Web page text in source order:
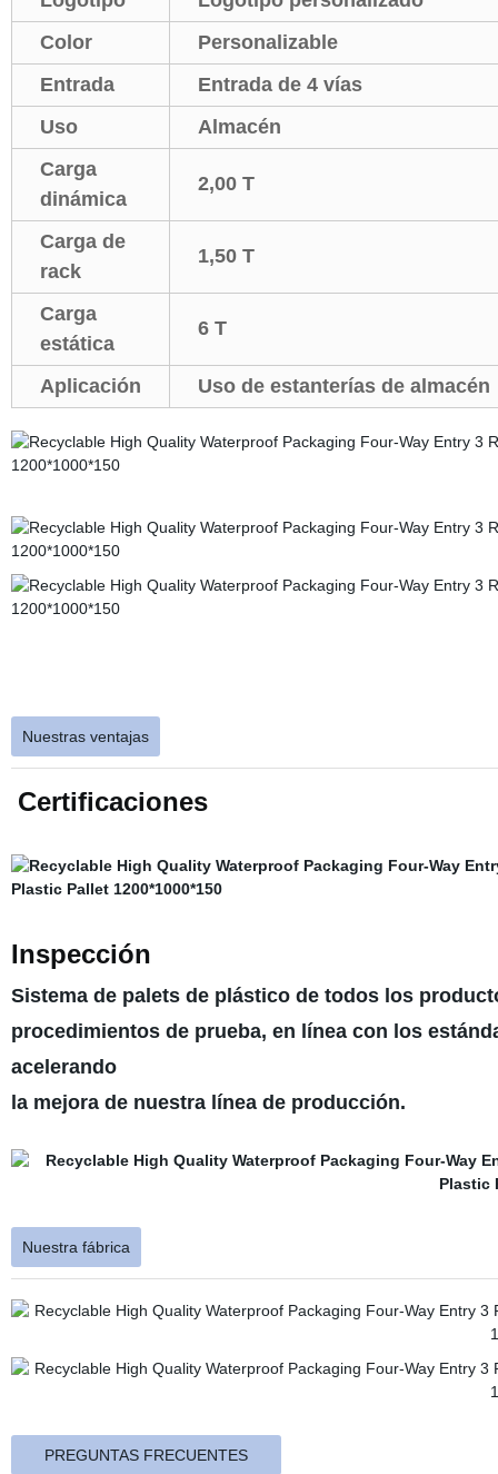
Color
Personalizable
Entrada
Entrada de 4 vías
Uso
Almacén
Carga
dinámica
2,00 T
Carga de
rack
1,50 T
Carga
estática
6 T
Aplicación Uso de estanterías de almacén
Nuestras ventajas
Certificaciones
Inspección
Sistema de palets de plástico de todos los
procedimientos de prueba, en línea con los
acelerando
la mejora de nuestra línea de producción.
Nuestra fábrica
PREGUNTAS FRECUENTES